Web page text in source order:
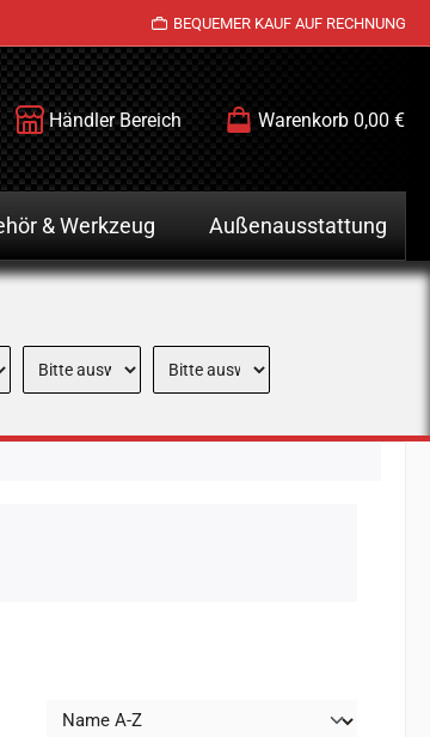
BEQUEMER KAUF AUF RECHNUNG
Händler Bereich Warenkorb 0,00 €
& Werkzeug Außenausstattung